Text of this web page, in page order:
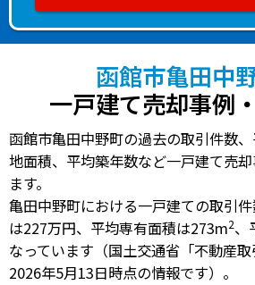
函館市亀田中
一戸建て売却事例
函館市亀田中野町の過去の取引件数
地面積、平均築年数など一戸建て売
ます。
亀田中野町における一戸建ての取引
は227万円、 平均専有面積は273m2、
なっています（国土交通省「不動産
2026年5月13日時点の情報です）。